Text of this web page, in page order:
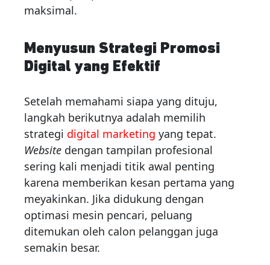
maksimal.
Menyusun Strategi Promosi
Digital yang Efektif
Setelah memahami siapa yang dituju,
langkah berikutnya adalah memilih
strategi digital marketing yang tepat.
Website dengan tampilan profesional
sering kali menjadi titik awal penting
karena memberikan kesan pertama yang
meyakinkan. Jika didukung dengan
optimasi mesin pencari, peluang
ditemukan oleh calon pelanggan juga
semakin besar.